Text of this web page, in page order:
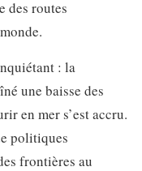
des routes
: la
une baisse des
en mer s’est accru.
politiques
frontières au